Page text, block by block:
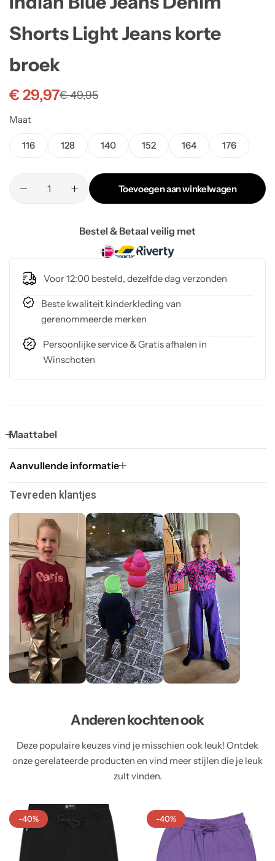
Shorts Light Jeans korte
broek
€49,95
€29,97
Maat
116 128 140 152 164 176
Toevoegen aan winkelwagen
Bestel & Betaal veilig met
Voor 12:00 besteld, dezelfde dag verzonden
Beste kwaliteit kinderkleding van
gerenommeerde merken
Persoonlijke service & Gratis afhalen in
Winschoten
Maattabel
Aanvullende informatie
Tevreden klantjes
Anderen kochten ook
Deze populaire keuzes vind je misschien ook leuk! Ontdek
onze gerelateerde producten en vind meer stijlen die je leuk
zult vinden.
-40% -40%